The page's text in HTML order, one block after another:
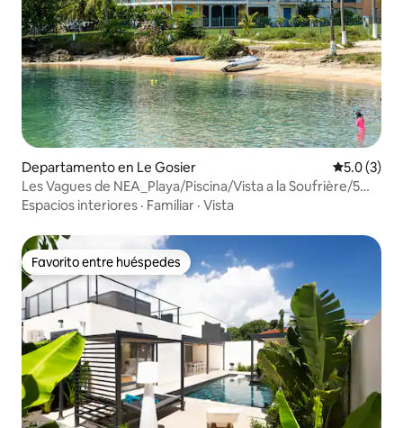
Departamento en Le Gosier
5.0 (3)
Les Vagues de NEA_Playa/Piscina/Vista a la Soufrière/5
habitaciones
Espacios interiores · Familiar · Vista
Favorito entre huéspedes
Favorito entre huéspedes